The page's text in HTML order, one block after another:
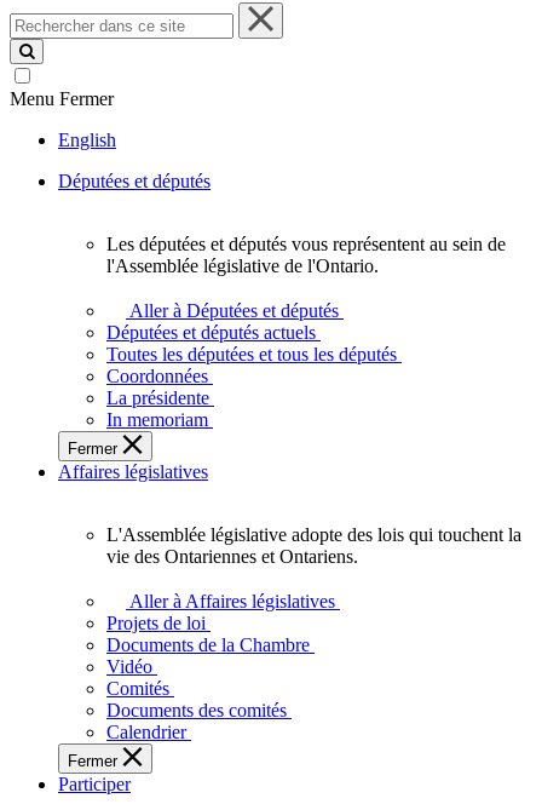
Rechercher
dans
ce
site
Menu Fermer
English
Députées et députés
députés
vous
représentent
sein
de
l'Assemblée
législative
l'Ontario.
Les députées et députés vous représentent au sein de
l'Assemblée législative de l'Ontario.
Aller à Députées et députés
Députées et députés actuels
Toutes les députées et tous les députés
Coordonnées
La présidente
In memoriam
Fermer
Affaires législatives
L'Assemblée
adopte
touchent
des
Ontariennes
et
L'Assemblée législative adopte des lois qui touchent la
vie des Ontariennes et Ontariens.
Aller à Affaires législatives
Projets de loi
Documents de la Chambre
Vidéo
Comités
Documents des comités
Calendrier
Fermer
Participer